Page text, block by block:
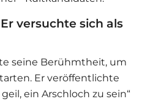
versuchte sich als
seine Berühmtheit, um
Er veröffentlichte
ein Arschloch zu sein“